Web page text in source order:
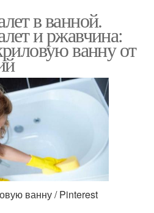
в ванной.
и ржавчина:
ванну от
ванну / Pinterest